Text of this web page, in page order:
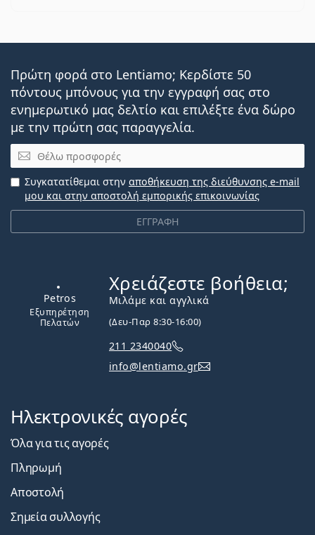
Πρώτη φορά στο Lentiamo; Κερδίστε 50
πόντους μπόνους για την εγγραφή σας στο
ενημερωτικό μας δελτίο και επιλέξτε ένα δώρο
με την πρώτη σας παραγγελία.
Email
ΕΓΓΡΑΦΗ
Συγκατατίθεμαι στην αποθήκευση της διεύθυνσης e-mail
μου και στην αποστολή εμπορικής επικοινωνίας
Χρειάζεστε βοήθεια;
Μιλάμε και αγγλικά
(Δευ-Παρ 8:30-16:00)
211 2340040
info@lentiamo.gr
Ηλεκτρονικές αγορές
Όλα για τις αγορές
Πληρωμή
Αποστολή
Σημεία συλλογής